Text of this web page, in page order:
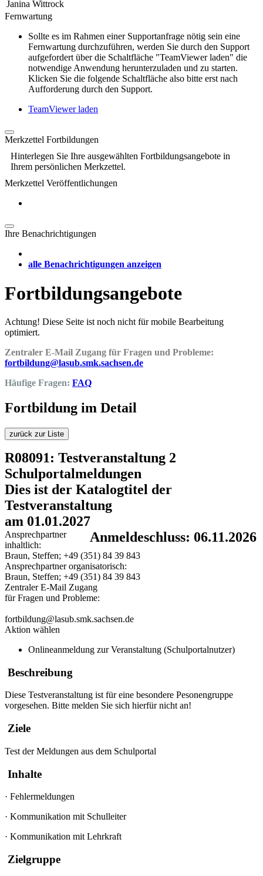
Janina Wittrock
Fernwartung
Sollte es im Rahmen einer Supportanfrage nötig sein eine
Fernwartung durchzuführen, werden Sie durch den Support
aufgefordert über die Schaltfläche "TeamViewer laden" die
notwendige Anwendung herunterzuladen und zu starten.
Klicken Sie die folgende Schaltfläche also bitte erst nach
Aufforderung durch den Support.
TeamViewer laden
Merkzettel Fortbildungen
Hinterlegen Sie Ihre ausgewählten Fortbildungsangebote in
Ihrem persönlichen Merkzettel.
Merkzettel Veröffentlichungen
Ihre Benachrichtigungen
alle Benachrichtigungen anzeigen
Fortbildungsangebote
Achtung! Diese Seite ist noch nicht für mobile Bearbeitung
optimiert.
Zentraler E-Mail Zugang für Fragen und Probleme:
fortbildung@lasub.smk.sachsen.de
Häufige Fragen: FAQ
Fortbildung im Detail
zurück zur Liste
R08091: Testveranstaltung 2
Schulportalmeldungen
Dies ist der Katalogtitel der
Testveranstaltung
am 01.01.2027
Anmeldeschluss: 06.11.2026
Ansprechpartner
inhaltlich:
Braun, Steffen; +49 (351) 84 39 843
Ansprechpartner organisatorisch:
Braun, Steffen; +49 (351) 84 39 843
Zentraler E-Mail Zugang
für Fragen und Probleme:
fortbildung@lasub.smk.sachsen.de
Aktion wählen
Onlineanmeldung zur Veranstaltung (Schulportalnutzer)
Beschreibung
Diese Testveranstaltung ist für eine besondere Pesonengruppe
vorgesehen. Bitte melden Sie sich hierfür nicht an!
Ziele
Test der Meldungen aus dem Schulportal
Inhalte
· Fehlermeldungen
· Kommunikation mit Schulleiter
· Kommunikation mit Lehrkraft
Zielgruppe